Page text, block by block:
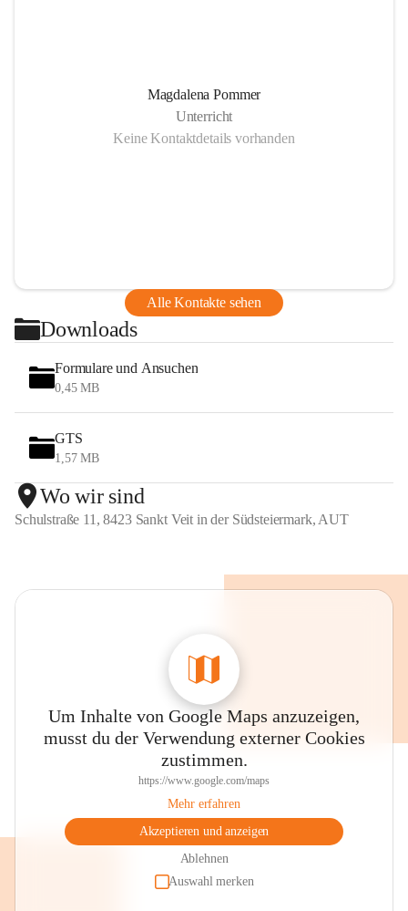
Magdalena Pommer
Unterricht
Keine Kontaktdetails vorhanden
Alle Kontakte sehen
Downloads
Formulare und Ansuchen
0,45 MB
GTS
1,57 MB
Wo wir sind
Schulstraße 11, 8423 Sankt Veit in der Südsteiermark, AUT
Um Inhalte von Google Maps anzuzeigen,
musst du der Verwendung externer Cookies
zustimmen.
https://www.google.com/maps
Mehr erfahren
Akzeptieren und anzeigen
Ablehnen
Auswahl merken